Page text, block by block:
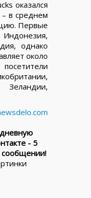
оказался
в среднем
Первые
однако
около
- 5
сообщении!